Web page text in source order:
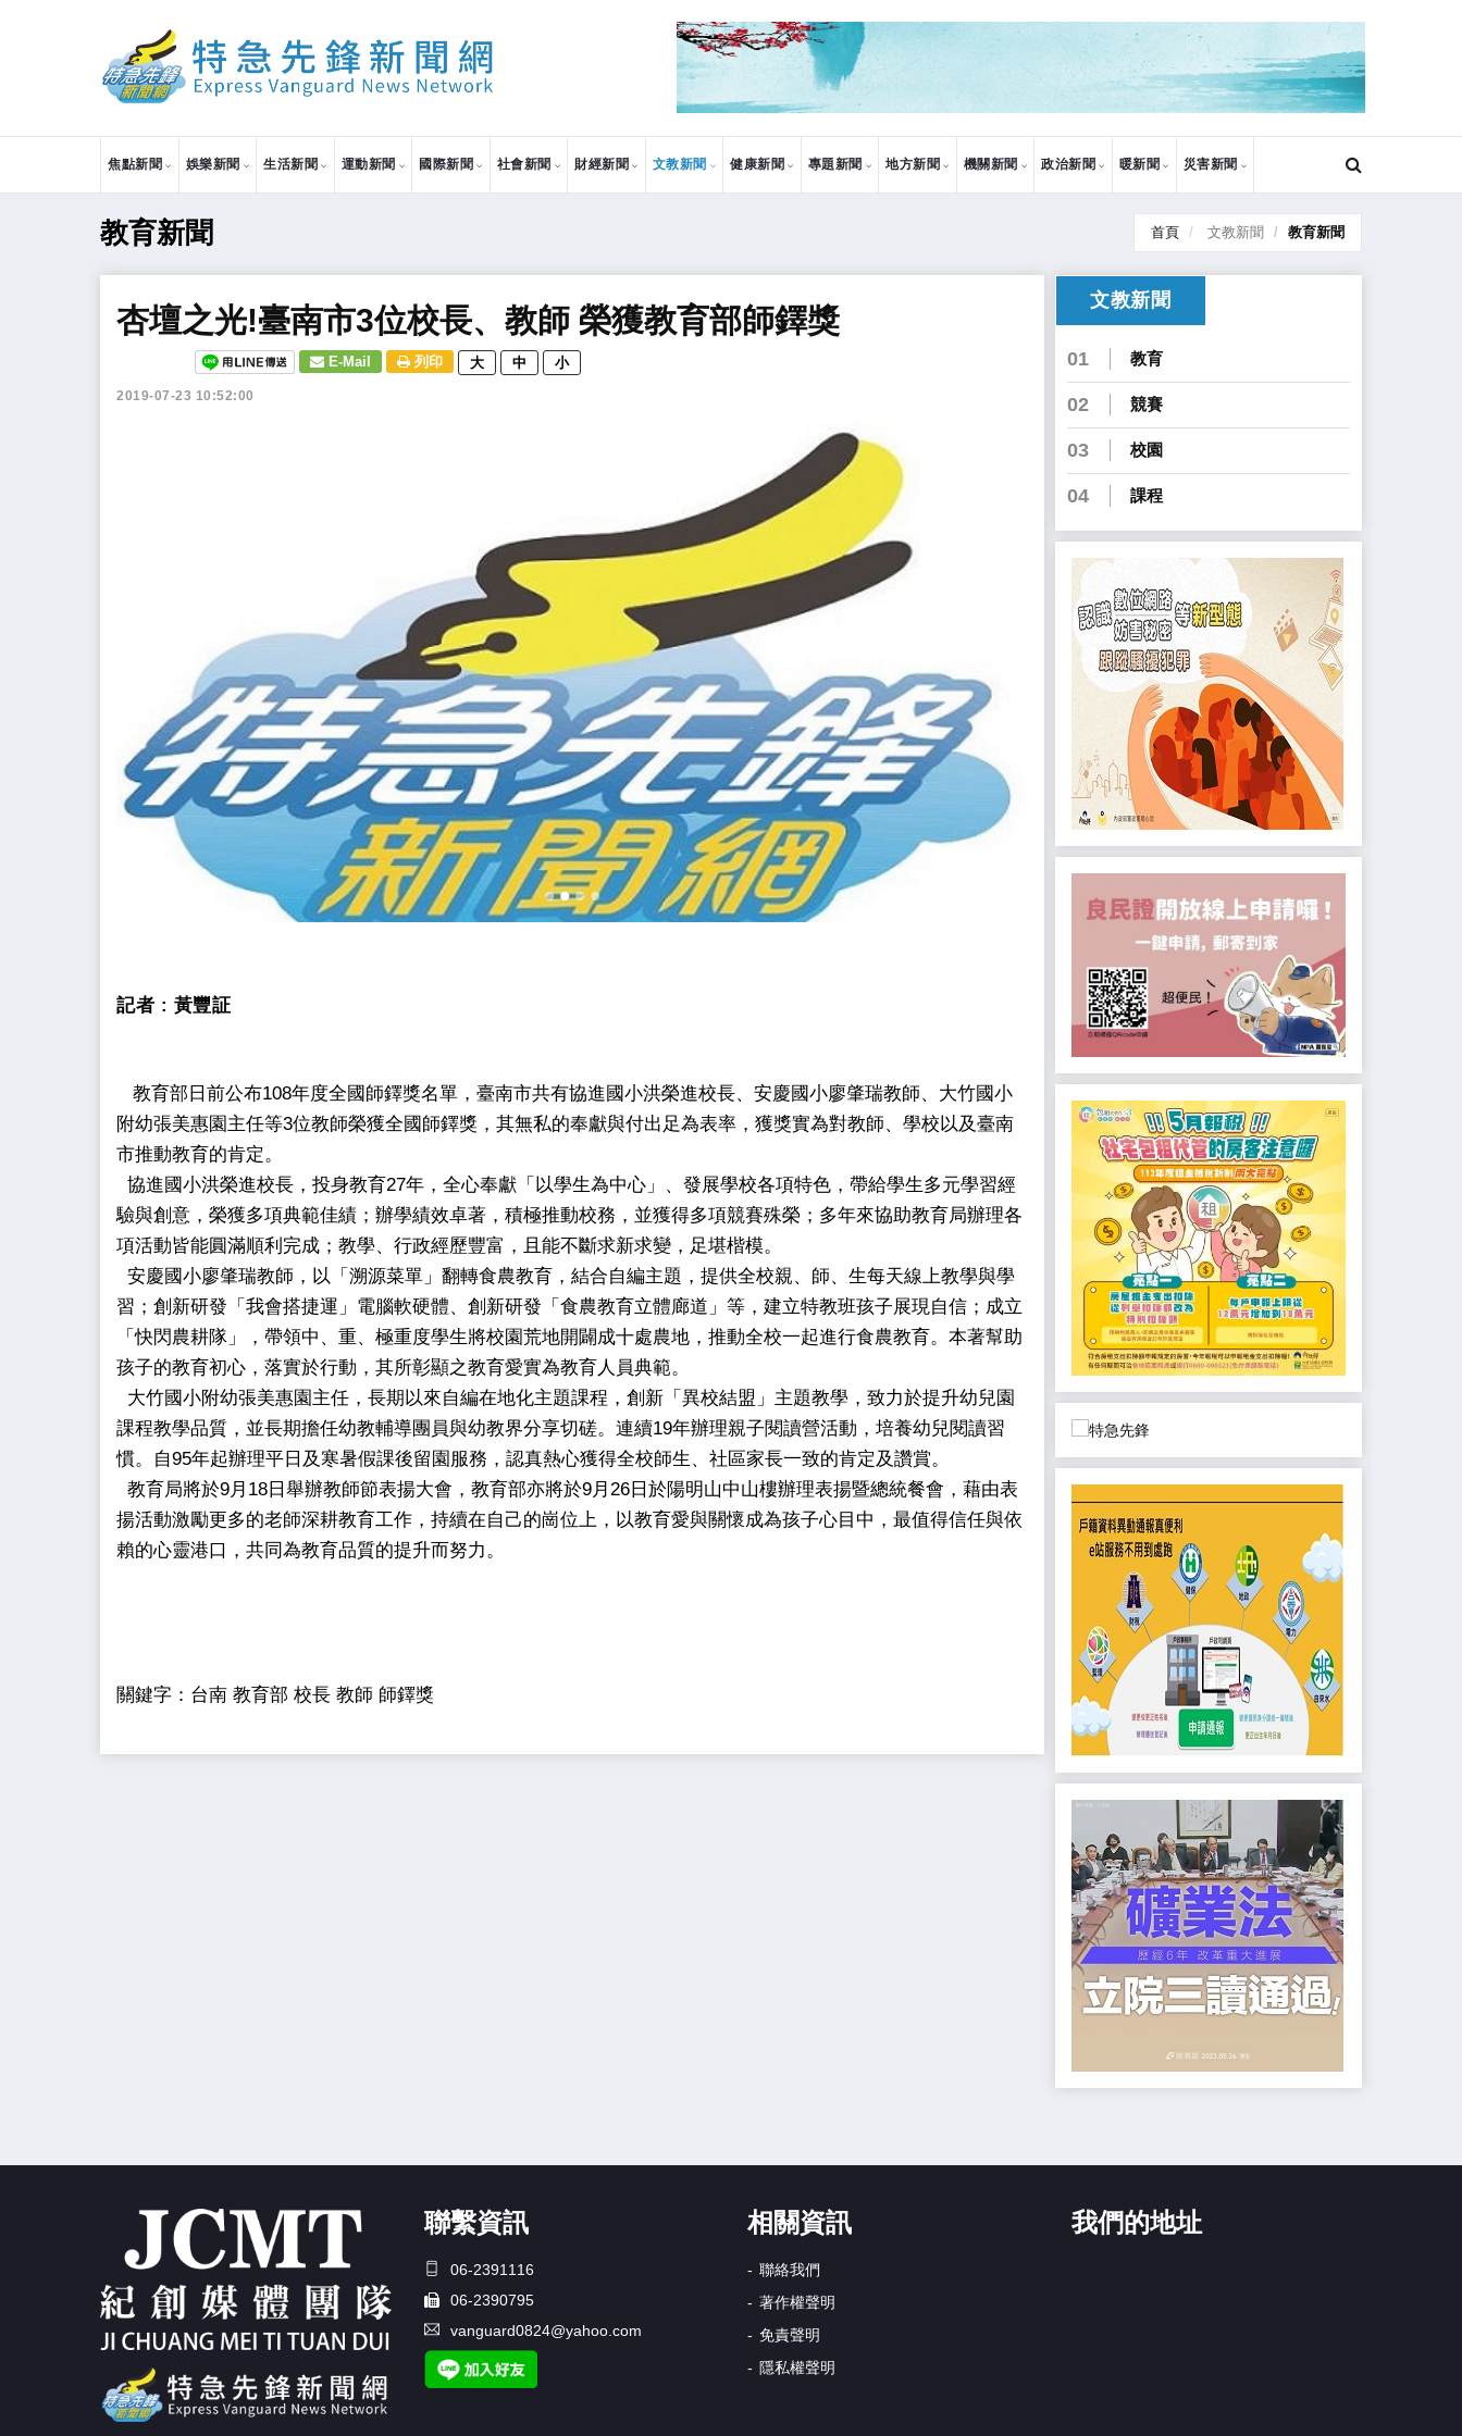
焦點新聞 娛樂新聞 生活新聞 運動新聞 國際新聞 社會新聞 財經新聞 文教新聞 健康新聞 專題新聞 地方新聞 機關新聞 政治新聞 暖新聞 災害新聞
教育新聞 首頁 文教新聞 教育新聞
杏壇之光!臺南市3位校長、教師 榮獲教育部師鐸獎
E-Mail 列印 大 中 小
2019-07-23 10:52:00
記者 : 黃豐証
教育部日前公布108年度全國師鐸獎名單，臺南市共有協進國小洪榮進校長、安慶國小廖肇瑞教師、大竹國小
附幼張美惠園主任等3位教師榮獲全國師鐸獎，其無私的奉獻與付出足為表率，獲獎實為對教師、學校以及臺南
市推動教育的肯定。
協進國小洪榮進校長，投身教育27年，全心奉獻「以學生為中心」、發展學校各項特色，帶給學生多元學習經
驗與創意，榮獲多項典範佳績；辦學績效卓著，積極推動校務，並獲得多項競賽殊榮；多年來協助教育局辦理各
項活動皆能圓滿順利完成；教學、行政經歷豐富，且能不斷求新求變，足堪楷模。
安慶國小廖肇瑞教師，以「溯源菜單」翻轉食農教育，結合自編主題，提供全校親、師、生每天線上教學與學
習；創新研發「我會搭捷運」電腦軟硬體、創新研發「食農教育立體廊道」等，建立特教班孩子展現自信；成立
「快閃農耕隊」，帶領中、重、極重度學生將校園荒地開闢成十處農地，推動全校一起進行食農教育。本著幫助
孩子的教育初心，落實於行動，其所彰顯之教育愛實為教育人員典範。
大竹國小附幼張美惠園主任，長期以來自編在地化主題課程，創新「異校結盟」主題教學，致力於提升幼兒園
課程教學品質，並長期擔任幼教輔導團員與幼教界分享切磋。連續19年辦理親子閱讀營活動，培養幼兒閱讀習
慣。自95年起辦理平日及寒暑假課後留園服務，認真熱心獲得全校師生、社區家長一致的肯定及讚賞。
教育局將於9月18日舉辦教師節表揚大會，教育部亦將於9月26日於陽明山中山樓辦理表揚暨總統餐會，藉由表
揚活動激勵更多的老師深耕教育工作，持續在自己的崗位上，以教育愛與關懷成為孩子心目中，最值得信任與依
賴的心靈港口，共同為教育品質的提升而努力。
關鍵字：台南 教育部 校長 教師 師鐸獎
文教新聞
01 教育
02 競賽
03 校園
04 課程
聯繫資訊
06-2391116
06-2390795
vanguard0824@yahoo.com
相關資訊
聯絡我們
著作權聲明
免責聲明
隱私權聲明
我們的地址